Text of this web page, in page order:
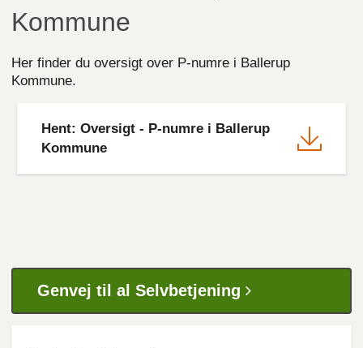
Kommune
Her finder du oversigt over P-numre i Ballerup
Kommune.
Hent: Oversigt - P-numre i Ballerup
Kommune
Genvej til al Selvbetjening